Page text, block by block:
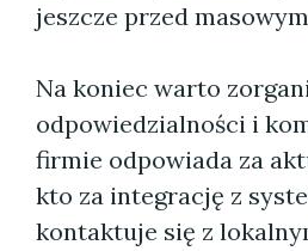
jeszcze przed
Na koniec warto
odpowiedzialności i
firmie odpowiada za
kto za integrację z
kontaktuje się z